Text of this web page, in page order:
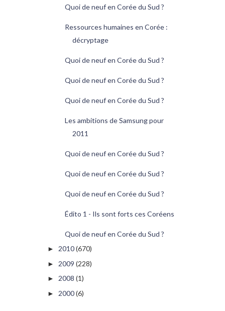
Quoi de neuf en Corée du Sud ?
Ressources humaines en Corée :
décryptage
Quoi de neuf en Corée du Sud ?
Quoi de neuf en Corée du Sud ?
Quoi de neuf en Corée du Sud ?
Les ambitions de Samsung pour
2011
Quoi de neuf en Corée du Sud ?
Quoi de neuf en Corée du Sud ?
Quoi de neuf en Corée du Sud ?
Édito 1 - Ils sont forts ces Coréens
Quoi de neuf en Corée du Sud ?
► 2010(670)
► 2009 (228)
► 2008 (1)
► 2000(6)